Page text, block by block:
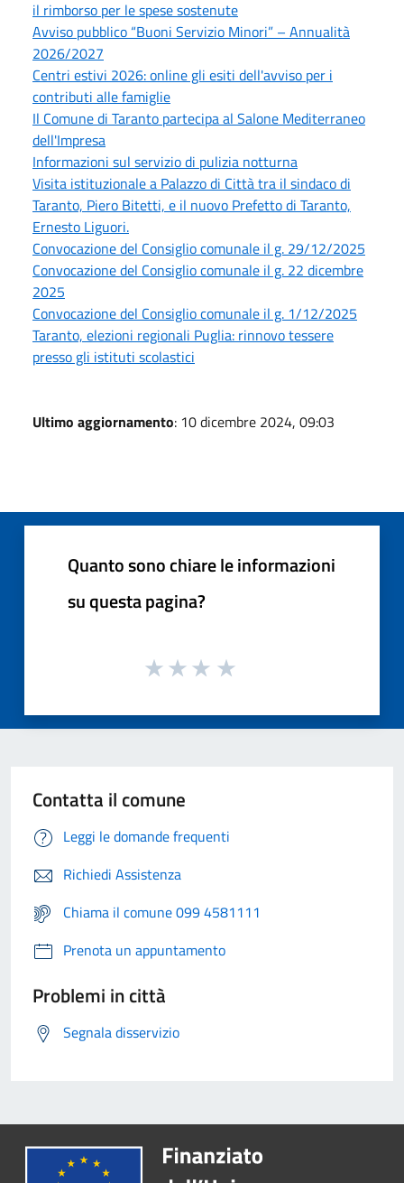
il rimborso per le spese sostenute
Avviso pubblico “Buoni Servizio Minori” – Annualità
2026/2027
Centri estivi 2026: online gli esiti dell'avviso per i
contributi alle famiglie
Il Comune di Taranto partecipa al Salone Mediterraneo
dell'Impresa
Informazioni sul servizio di pulizia notturna
Visita istituzionale a Palazzo di Città tra il sindaco di
Taranto, Piero Bitetti, e il nuovo Prefetto di Taranto,
Ernesto Liguori.
Convocazione del Consiglio comunale il g. 29/12/2025
Convocazione del Consiglio comunale il g. 22 dicembre
2025
Convocazione del Consiglio comunale il g. 1/12/2025
Taranto, elezioni regionali Puglia: rinnovo tessere
presso gli istituti scolastici
Ultimo aggiornamento: 10 dicembre 2024, 09:03
Quanto sono chiare le informazioni
su questa pagina?
Contatta il comune
Leggi le domande frequenti
Richiedi Assistenza
Chiama il comune 099 4581111
Prenota un appuntamento
Problemi in città
Segnala disservizio